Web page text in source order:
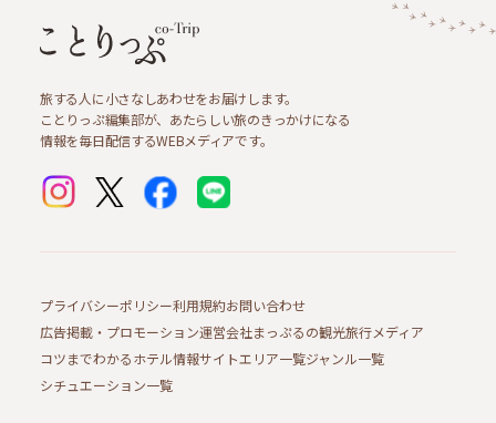
旅する人に小さなしあわせをお届けします。
ことりっぷ編集部が、あたらしい旅のきっかけになる
情報を毎日配信するWEBメディアです。
プライバシーポリシー利用規約お問い合わせ
広告掲載・プロモーション運営会社まっぷるの観光旅行メディア
コツまでわかるホテル情報サイトエリア一覧ジャンル一覧
シチュエーション一覧